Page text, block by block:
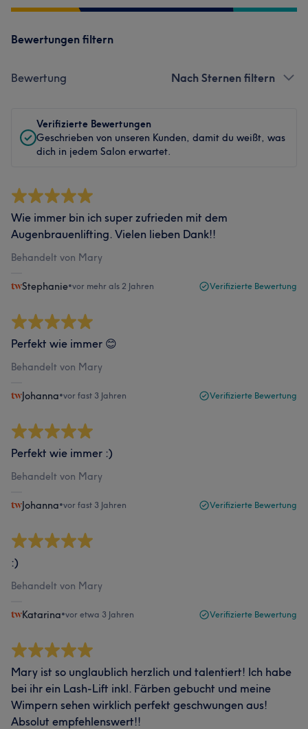
Bewertungen filtern
Bewertung Nach Sternen filtern
Verifizierte Bewertungen
Geschrieben von unseren Kunden, damit du weißt, was
dich in jedem Salon erwartet.
Wie immer bin ich super zufrieden mit dem
Augenbrauenlifting. Vielen lieben Dank!!
Behandelt von Mary
Stephanie•vor mehr als 2 Jahren Verifizierte Bewertung
Perfekt wie immer 😊
Behandelt von Mary
Johanna•vor fast 3 Jahren Verifizierte Bewertung
Perfekt wie immer :)
Behandelt von Mary
Johanna•vor fast 3 Jahren Verifizierte Bewertung
:)
Behandelt von Mary
Katarina•vor etwa 3 Jahren Verifizierte Bewertung
Mary ist so unglaublich herzlich und talentiert! Ich habe
bei ihr ein Lash-Lift inkl. Färben gebucht und meine
Wimpern sehen wirklich perfekt geschwungen aus!
Absolut empfehlenswert!!